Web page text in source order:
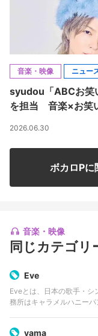
音楽・映像 ニュー
syudou「ABCお笑
を担当 音楽×お笑
2026.06.30
ボカロPに
音楽・映像
同じカテゴリ
Eve
Eveとは、日本の歌手・シ
務所はキャラメルハニーパ
yama